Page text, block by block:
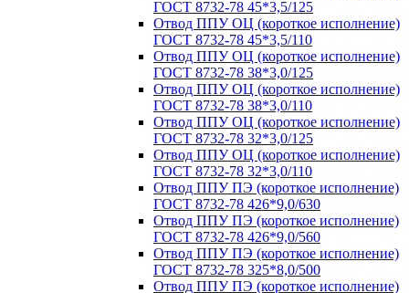
ГОСТ 8732-78 45*3,5/125
Отвод ППУ ОЦ (короткое исполнение)
ГОСТ 8732-78 45*3,5/110
Отвод ППУ ОЦ (короткое исполнение)
ГОСТ 8732-78 38*3,0/125
Отвод ППУ ОЦ (короткое исполнение)
ГОСТ 8732-78 38*3,0/110
Отвод ППУ ОЦ (короткое исполнение)
ГОСТ 8732-78 32*3,0/125
Отвод ППУ ОЦ (короткое исполнение)
ГОСТ 8732-78 32*3,0/110
Отвод ППУ ПЭ (короткое исполнение)
ГОСТ 8732-78 426*9,0/630
Отвод ППУ ПЭ (короткое исполнение)
ГОСТ 8732-78 426*9,0/560
Отвод ППУ ПЭ (короткое исполнение)
ГОСТ 8732-78 325*8,0/500
Отвод ППУ ПЭ (короткое исполнение)